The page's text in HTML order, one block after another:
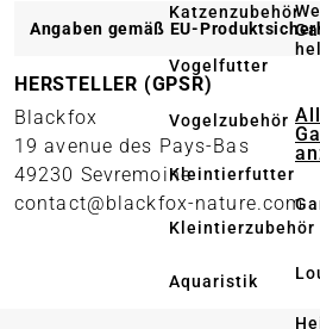
Katzenzubehör
Vogelfutter
Vogelzubehör
Kleintierfutter
Kleintierzubehör
Aquaristik
Angaben gemäß EU-
HERSTELLER (GPSR)
Blackfox
19 avenue des Pays-Bas
49230 Sevremoine
contact@blackfox-nature.com